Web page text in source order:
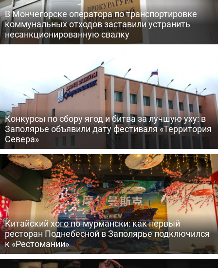
В Мончегорске оператора по транспортировке
коммунальных отходов заставили устранить
несанкционированную свалку
Конкурсы по сбору ягод и битва за лучшую уху: в
Заполярье объявили дату фестиваля «Территория
Севера»
Китайский хого по-мурмански: как первый
ресторан Поднебесной в Заполярье подключился
к «Рестомании»